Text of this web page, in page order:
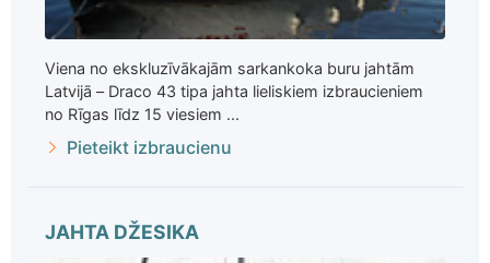
Viena no ekskluzīvākajām sarkankoka buru jahtām
Latvijā – Draco 43 tipa jahta lieliskiem izbraucieniem
no Rīgas līdz 15 viesiem ...
Pieteikt izbraucienu
JAHTA DŽESIKA